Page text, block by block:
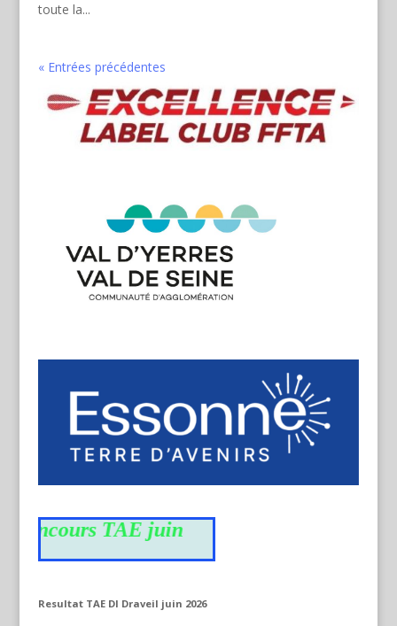
toute la...
« Entrées précédentes
TAE juin
Resultat TAE DI Draveil juin 2026